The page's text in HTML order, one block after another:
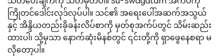
ကြိုတင်ဒေါင်းလုဒ်လုပ်ပါ။ သင်၏ အရေးပေါ်အဆက်အသွယ်
နှင့် အိန္ဒိယတည်းခိုခန်းလိပ်စာကို မှတ်စုအက်ပ်တွင် သိမ်းဆည်း
ထားပါ၊ သို့မှသာ နောက်ဆုံးမိနစ်တွင် ၎င်းတို့ကို ရှာဖွေနေစရာ မ
လိုတော့ပါ။